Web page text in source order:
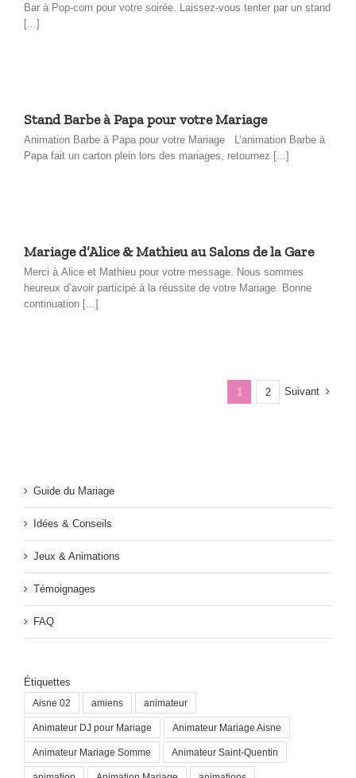
Bar à Pop-corn pour votre soirée. Laissez-vous tenter par un stand
[...]
Stand Barbe à Papa pour votre Mariage
Animation Barbe à Papa pour votre Mariage L’animation Barbe à
Papa fait un carton plein lors des mariages, retournez [...]
Mariage d’Alice & Mathieu au Salons de la Gare
Merci à Alice et Mathieu pour votre message. Nous sommes
heureux d’avoir participé à la réussite de votre Mariage. Bonne
continuation [...]
1 2 Suivant
Guide du Mariage
Idées & Conseils
Jeux & Animations
Témoignages
FAQ
Étiquettes
Aisne 02 amiens animateur
Animateur DJ pour Mariage Animateur Mariage Aisne
Animateur Mariage Somme Animateur Saint-Quentin